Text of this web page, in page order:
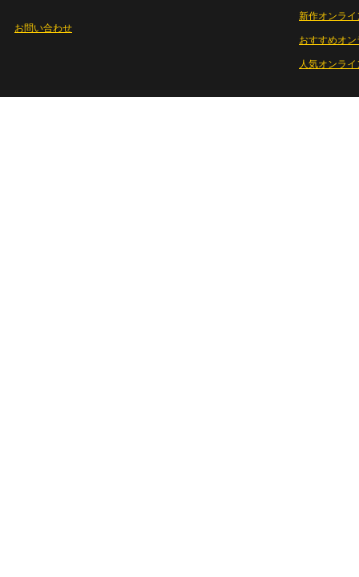
お問い合わせ
新作オンライ
おすすめオ
人気オンラ